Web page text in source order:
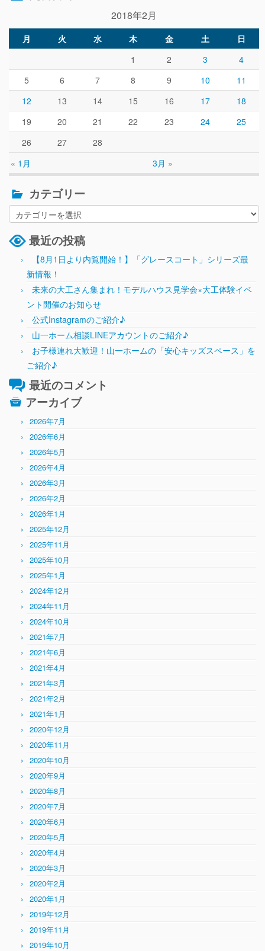
2018年2月
月 火 水 木 金 土 日
« 1月 3月 »
1 2 3
4
5
6 7 8 9 10
11
12
13 14 15 16 17
18
19
20 21 22 23 24
25
26
27 28
カテゴリー
最近の投稿
【8月1日より内覧開始！】「グレースコート」シリーズ最
新情報！
未来の大工さん集まれ！モデルハウス見学会×大工体験イベ
ント開催のお知らせ
公式Instagramのご紹介♪
山一ホーム相談LINEアカウントのご紹介♪
お子様連れ大歓迎！山一ホームの「安心キッズスペース」を
ご紹介♪
最近のコメント
アーカイブ
2026年7月
2026年6月
2026年5月
2026年4月
2026年3月
2026年2月
2026年1月
2025年12月
2025年11月
2025年10月
2025年1月
2024年12月
2024年11月
2024年10月
2021年7月
2021年6月
2021年4月
2021年3月
2021年2月
2021年1月
2020年12月
2020年11月
2020年10月
2020年9月
2020年8月
2020年7月
2020年6月
2020年5月
2020年4月
2020年3月
2020年2月
2020年1月
2019年12月
2019年11月
2019年10月